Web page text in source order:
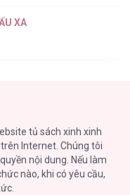
XA
tủ sách xinh xinh
Internet. Chúng tôi
nội dung. Nếu làm
nào, khi có yêu cầu,